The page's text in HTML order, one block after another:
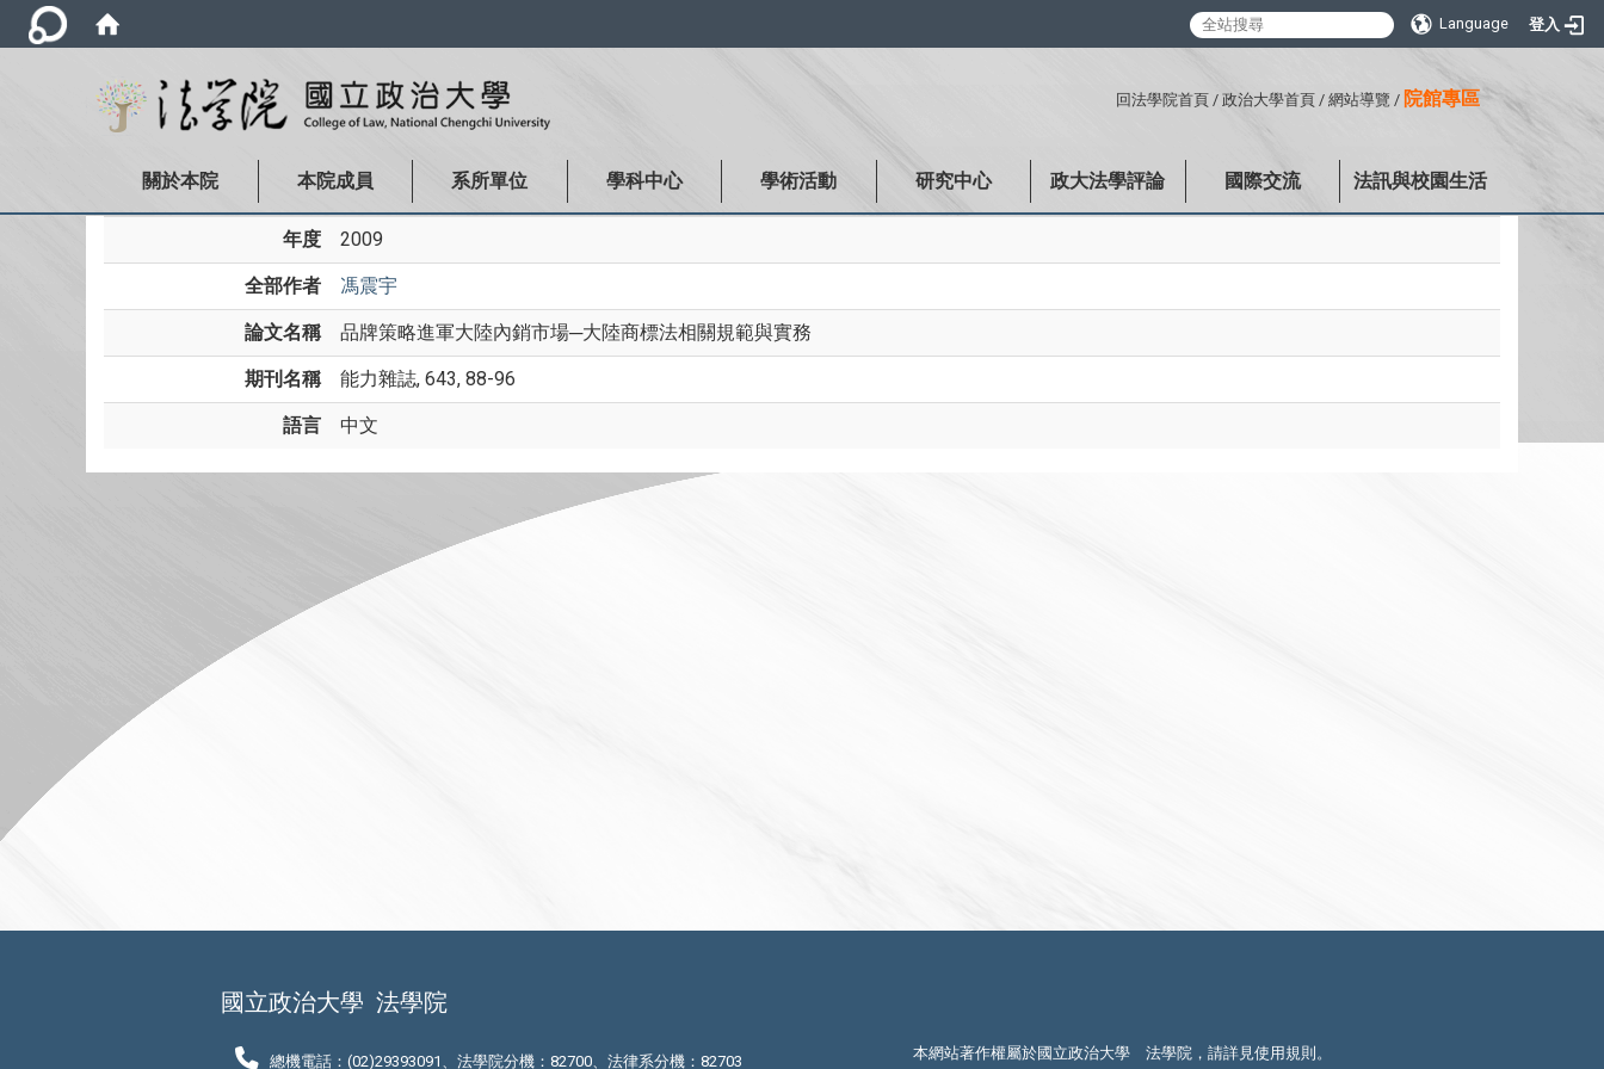
Language 登入
回法學院首頁 / 政治大學首頁 / 網站導覽 / 院館專區
關於本院 本院成員 系所單位 學科中心 學術活動 研究中心 政大法學評論 國際交流 法訊與校園生活
年度 2009
全部作者 馮震宇
論文名稱 品牌策略進軍大陸內銷市場─大陸商標法相關規範與實務
期刊名稱 能力雜誌, 643, 88-96
語言 中文
國立政治大學 法學院
總機電話：(02)29393091、法學院分機：82700、法律系分機：82703 本網站著作權屬於國立政治大學 法學院，請詳見使用規則 。